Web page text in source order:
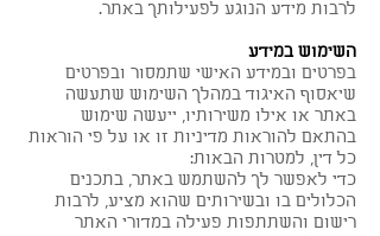
לרבות מידע הנוגע לפעילותך באתר.
השימוש במידע
בפרטים ובמידע האישי שתמסור ובפרטים
שיאסוף האיגוד במהלך השימוש שתעשה
באתר או אילו משירותיו, ייעשה שימוש
בהתאם להוראות מדיניות זו או על פי הוראות
כל דין, למטרות הבאות:
כדי לאפשר לך להשתמש באתר, בתכנים
הכלולים בו ובשירותים שהוא מציע, לרבות
רישום והשתתפות פעילה במדורי האתר